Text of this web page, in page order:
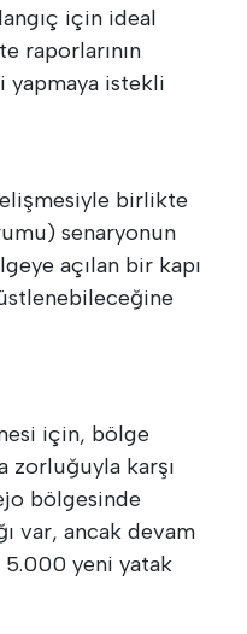
için ideal
raporlarının
istekli
birlikte
senaryonun
açılan bir kapı
için, bölge
zorluğuyla karşı
bölgesinde
var, ancak devam
5.000 yeni yatak